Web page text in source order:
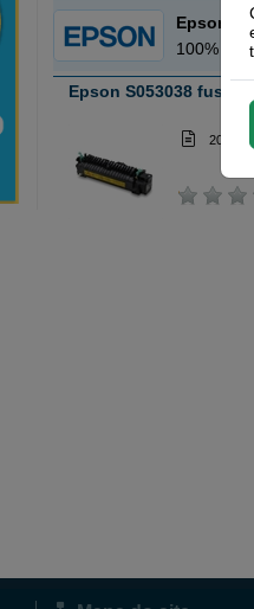
Epson
100%
Epson S053038 fusor
200